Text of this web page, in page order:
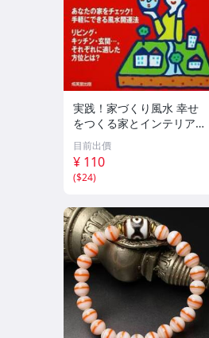
実践！家づくり風水 幸せ
をつくる家とインテリア/
浅野八郎(著者)
目前出價
¥ 110
($24)